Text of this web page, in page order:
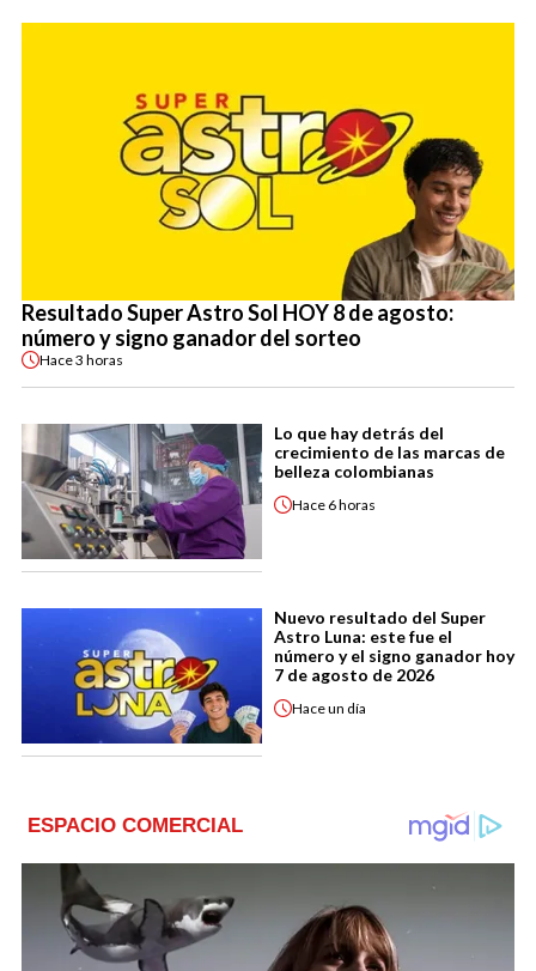
Resultado Super Astro Sol HOY 8 de agosto:
número y signo ganador del sorteo
Hace3 horas
Lo que hay detrás del
crecimiento de las marcas de
belleza colombianas
Hace 6 horas
Nuevo resultado del Super
Astro Luna: este fue el
número y el signo ganador hoy
7 de agosto de 2026
Haceun día